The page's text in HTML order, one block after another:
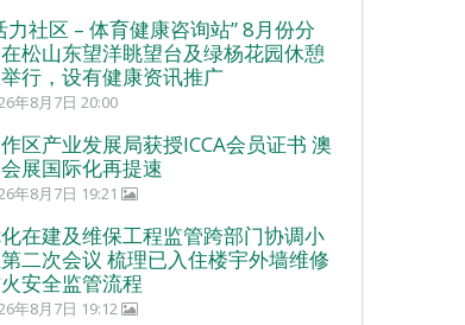
力社区 – 体育健康咨询站” 8月份分
松山东望洋眺望台及绿杨花园休憩
行，设有健康资讯推广
年8月7日 20:00
区产业发展局获授ICCA会员证书 澳
展国际化再提速
年8月7日 19:21
在建及维保工程监管跨部门协调小
二次会议 梳理已入住楼宇外墙维修
安全监管流程
年8月7日 19:12